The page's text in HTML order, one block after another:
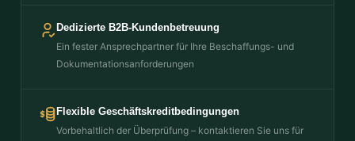
Dedizierte B2B-Kundenbetreuung
Ein fester Ansprechpartner für Ihre Beschaffungs- und
Dokumentationsanforderungen
Flexible Geschäftskreditbedingungen
Vorbehaltlich der Überprüfung – kontaktieren Sie uns für